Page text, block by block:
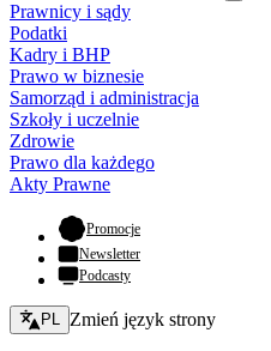
Prawnicy i sądy
Podatki
Kadry i BHP
Prawo w biznesie
Samorząd i administracja
Szkoły i uczelnie
Zdrowie
Prawo dla każdego
Akty Prawne
Promocje- otwiera się w nowej
Newsletter
Podcasty
Zmień język - bieżący:
PL Zmień język strony